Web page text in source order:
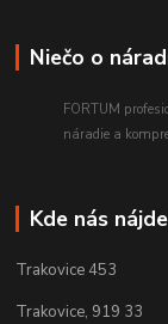
Niečo o
FORTUM
náradie a
Kde nás
Trakovice 453
Trakovice, 919 33